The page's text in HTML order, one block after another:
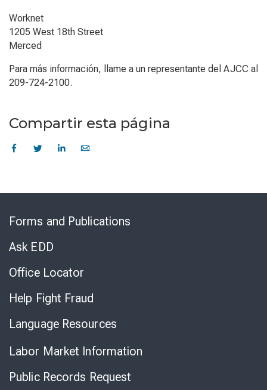
Worknet
1205 West 18th Street
Merced
Para más información, llame a un representante del AJCC al
209-724-2100.
Compartir esta página
Forms and Publications
Ask EDD
Office Locator
Help Fight Fraud
Language Resources
Labor Market Information
Public Records Request